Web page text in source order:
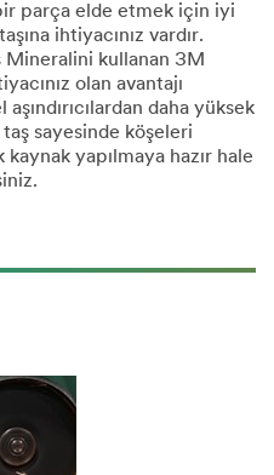
parça elde etmek için iyi
ihtiyacınız vardır.
Mineralini kullanan 3M
olan avantajı
daha yüksek
sayesinde köşeleri
yapılmaya hazır hale